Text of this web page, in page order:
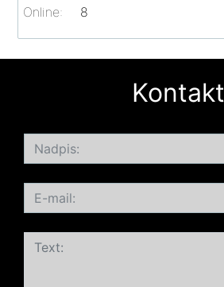
Online: 8
Kontakt